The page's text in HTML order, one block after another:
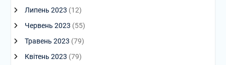
Липень 2023 (12)
Червень 2023 (55)
Травень 2023 (79)
Квітень 2023 (79)